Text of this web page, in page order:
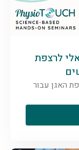
לרצפת
האגן עבור